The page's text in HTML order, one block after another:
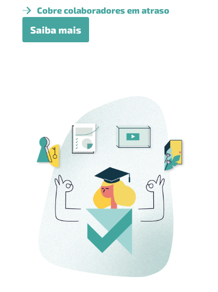
Cobre colaboradores em atraso
Saiba mais